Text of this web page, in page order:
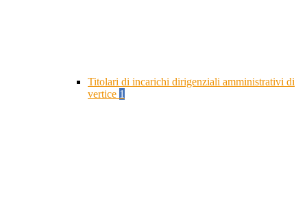
Titolari di incarichi dirigenziali amministrativi di
vertice 1